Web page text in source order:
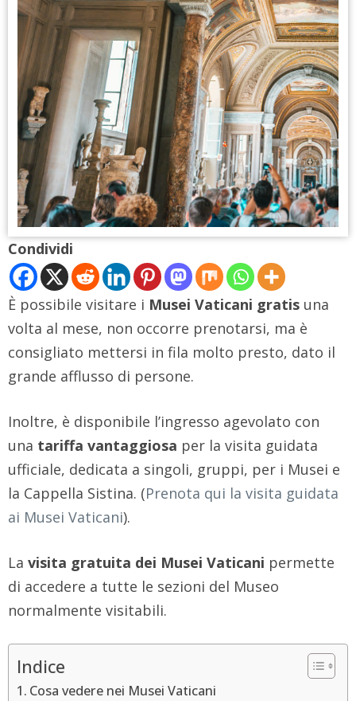
Condividi
È possibile visitare i Musei Vaticani gratis una
volta al mese, non occorre prenotarsi, ma è
consigliato mettersi in fila molto presto, dato il
grande afflusso di persone.
Inoltre, è disponibile l’ingresso agevolato con
una tariffa vantaggiosa per la visita guidata
ufficiale, dedicata a singoli, gruppi, per i Musei e
la Cappella Sistina. (Prenota qui la visita guidata
ai Musei Vaticani).
La visita gratuita dei Musei Vaticani permette
di accedere a tutte le sezioni del Museo
normalmente visitabili.
Indice
Cosa vedere nei Musei Vaticani